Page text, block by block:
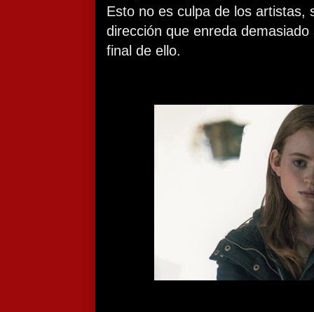
Esto no es culpa de los artistas,
dirección que enreda
final de ello.